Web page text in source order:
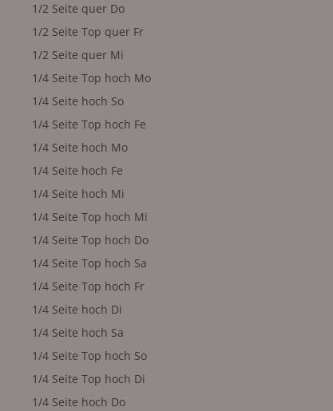
1/2 Seite quer Do
1/2 Seite Top quer Fr
1/2 Seite quer Mi
1/4 Seite Top hoch Mo
1/4 Seite hoch So
1/4 Seite Top hoch Fe
1/4 Seite hoch Mo
1/4 Seite hoch Fe
1/4 Seite hoch Mi
1/4 Seite Top hoch Mi
1/4 Seite Top hoch Do
1/4 Seite Top hoch Sa
1/4 Seite Top hoch Fr
1/4 Seite hoch Di
1/4 Seite hoch Sa
1/4 Seite Top hoch So
1/4 Seite Top hoch Di
1/4 Seite hoch Do